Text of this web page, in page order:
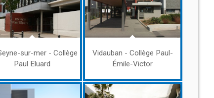
sur-mer - Collège
Paul Eluard
Vidauban - Collège Paul-
Émile-Victor